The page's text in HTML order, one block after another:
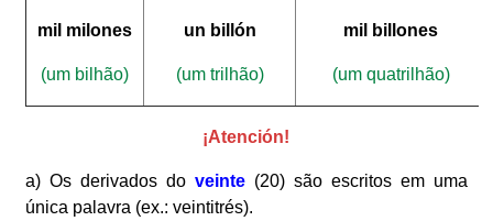
mil milones
(um bilhão)
un billón
(um trilhão)
mil billones
(um quatrilhão)
¡Atención!
a) Os derivados doveinte (20) são escritos em uma
única palavra (ex.: veintitrés).